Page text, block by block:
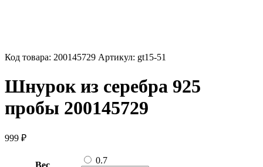
Код товара: 200145729 Артикул: gt15-51
Шнурок из серебра 925
пробы 200145729
999 ₽
0.7